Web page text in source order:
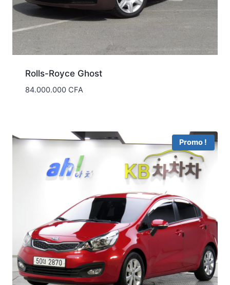
Rolls-Royce Ghost
84.000.000 CFA
Promo !